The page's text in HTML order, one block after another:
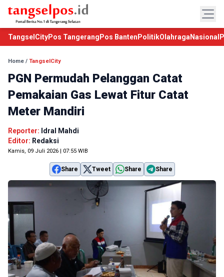
TangselCityPos Tangerang Pos Banten PolitikOlahraga Nasional
Home / TangselCity
PGN Permudah Pelanggan Catat
Pemakaian Gas Lewat Fitur Catat
Meter Mandiri
Reporter: Idral Mahdi
Editor: Redaksi
Kamis, 09 Juli 2026 | 07:55 WIB
Share Tweet Share Share